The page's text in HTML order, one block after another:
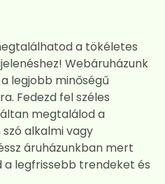
a tökéletes
Webáruházunk
legjobb minőségű
Fedezd fel széles
megtalálod a
alkalmi vagy
áruházunkban mert
a legfrissebb trendeket és